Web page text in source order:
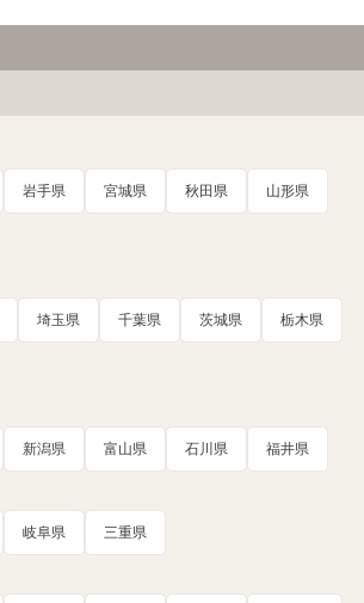
岩手県 宮城県 秋田県 山形県
埼玉県 千葉県 茨城県 栃木県
新潟県 富山県 石川県 福井県
岐阜県 三重県